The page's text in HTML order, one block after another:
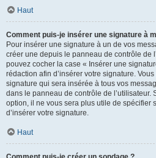
Haut
Comment puis-je insérer une signature à
Pour insérer une signature à un de vos
créer une depuis le panneau de contrôle de
pouvez cocher la case « Insérer une
rédaction afin d’insérer votre signature.
signature qui sera insérée à tous vos
dans le panneau de contrôle de l’utilisateur.
option, il ne vous sera plus utile de spécifier
d’insérer votre signature.
Haut